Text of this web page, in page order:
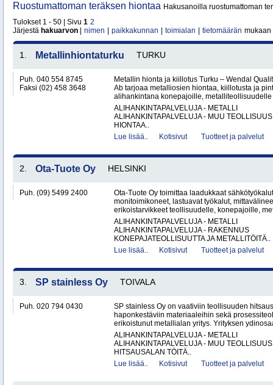
Ruostumattoman teräksen hiontaa Hakusanoilla ruostumattoman
Tulokset 1 - 50 | Sivu 1 2
Järjestä hakuarvon nimen paikkakunnan toimialan tietomäärän mukaan
1. Metallinhiontaturku TURKU
Puh. 040 554 8745
Faksi (02) 458 3648
Metallin hionta ja kiillotus Turku – Wendal
Ab tarjoaa metalliosien hiontaa, kiillotusta ja
alihankintana konepajoille, metalliteollisuudelle
ALIHANKINTAPALVELUJA - METALLI
ALIHANKINTAPALVELUJA - MUU TEOLLISUUS
HIONTAA..
Lue lisää..
Kotisivut Tuotteet ja palvelut
2. Ota-Tuote Oy HELSINKI
Puh. (09) 5499 2400
Ota-Tuote Oy toimittaa laadukkaat
monitoimikoneet, lastuavat työkalut,
erikoistarvikkeet teollisuudelle, konepajoille,
ALIHANKINTAPALVELUJA - METALLI
ALIHANKINTAPALVELUJA - RAKENNUS
KONEPAJATEOLLISUUTTA JA METALLITÖITÄ..
Lue lisää..
Kotisivut Tuotteet ja palvelut
3. SP stainless Oy TOIVALA
Puh. 020 794 0430
SP stainless Oy on vaativiin teollisuuden
haponkestäviin materiaaleihin sekä
erikoistunut metallialan yritys. Yrityksen
ALIHANKINTAPALVELUJA - METALLI
ALIHANKINTAPALVELUJA - MUU TEOLLISUUS
HITSAUSALAN TÖITÄ..
Lue lisää..
Kotisivut Tuotteet ja palvelut